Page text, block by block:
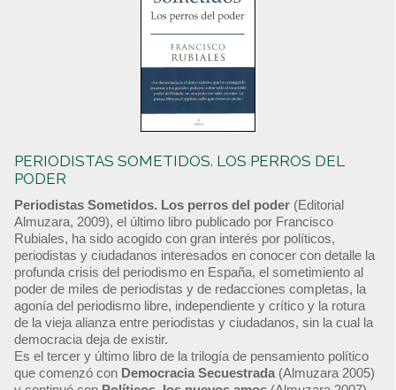
PERIODISTAS SOMETIDOS. LOS PERROS DEL
PODER
Periodistas Sometidos. Los perros del poder (Editorial
Almuzara, 2009), el último libro publicado por Francisco
Rubiales, ha sido acogido con gran interés por políticos,
periodistas y ciudadanos interesados en conocer con detalle la
profunda crisis del periodismo en España, el sometimiento al
poder de miles de periodistas y de redacciones completas, la
agonía del periodismo libre, independiente y crítico y la rotura
de la vieja alianza entre periodistas y ciudadanos, sin la cual la
democracia deja de existir.
Es el tercer y último libro de la trilogía de pensamiento político
que comenzó con Democracia Secuestrada (Almuzara 2005)